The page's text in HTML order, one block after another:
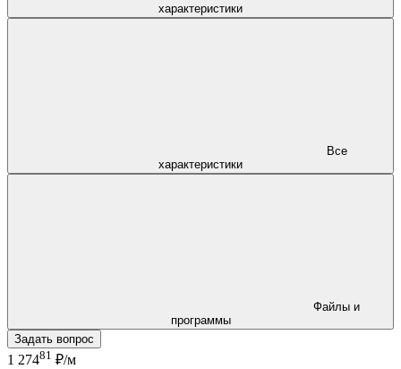
характеристики
характеристики
программы
Задать вопрос
1 27481 ₽/м